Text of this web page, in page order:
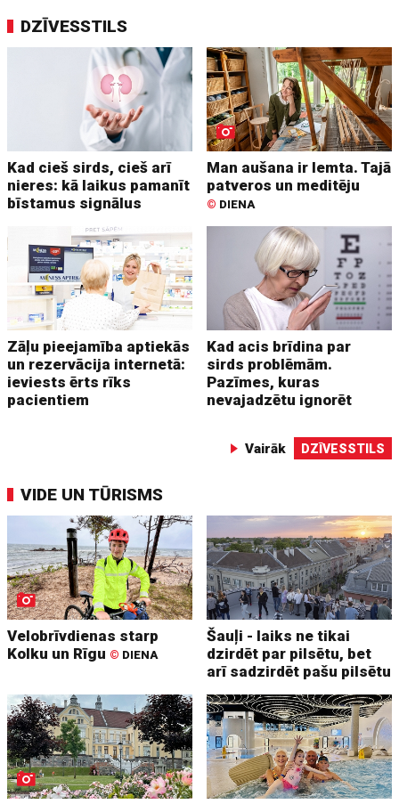
DZĪVESSTILS
Kad cieš sirds, cieš arī
nieres: kā laikus pamanīt
bīstamus signālus
Man aušana ir lemta. Tajā
patveros un meditēju
© DIENA
Zāļu pieejamība aptiekās
un rezervācija internetā:
ieviests ērts rīks
pacientiem
Kad acis brīdina par
sirds problēmām.
Pazīmes, kuras
nevajadzētu ignorēt
Vairāk DZĪVESSTILS
VIDE UN TŪRISMS
Velobrīvdienas starp
Kolku un Rīgu © DIENA
Šauļi - laiks ne tikai
dzirdēt par pilsētu, bet
arī sadzirdēt pašu pilsētu